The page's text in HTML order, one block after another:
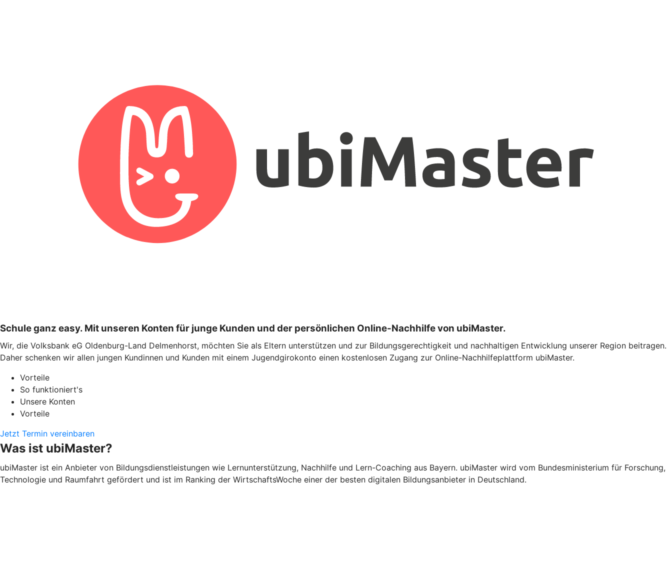
Schule ganz easy. Mit unseren Konten für junge Kunden und der persönlichen Online-Nachhilfe von ubiMaster.
Wir, die Volksbank eG Oldenburg-Land Delmenhorst, möchten Sie als Eltern unterstützen und zur Bildungsgerechtigkeit und nachhaltigen Entwicklung unserer Region beitragen.
Daher schenken wir allen jungen Kundinnen und Kunden mit einem Jugendgirokonto einen kostenlosen Zugang zur Online-Nachhilfeplattform ubiMaster.
Vorteile
So funktioniert's
Unsere Konten
Vorteile
Jetzt Termin vereinbaren
Was ist ubiMaster?
ubiMaster ist ein Anbieter von Bildungsdienstleistungen wie Lernunterstützung, Nachhilfe und Lern-Coaching aus Bayern. ubiMaster wird vom Bundesministerium für Forschung,
Technologie und Raumfahrt gefördert und ist im Ranking der WirtschaftsWoche einer der besten digitalen Bildungsanbieter in Deutschland.